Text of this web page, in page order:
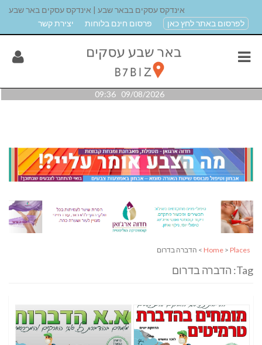
אינדקס עסקים בבאר שבע | אינדקס עסקים באר שבע
לפרסום באתר לחץ כאן
פרסום חינם בלוחות יצירת קשר
09/08/2026 09:36
Home > Places > הדברה בדרום
Tag: הדברה בדרום